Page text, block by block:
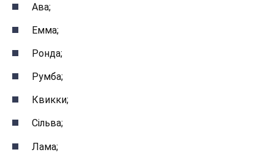
Ава;
Емма;
Ронда;
Румба;
Квикки;
Сільва;
Лама;